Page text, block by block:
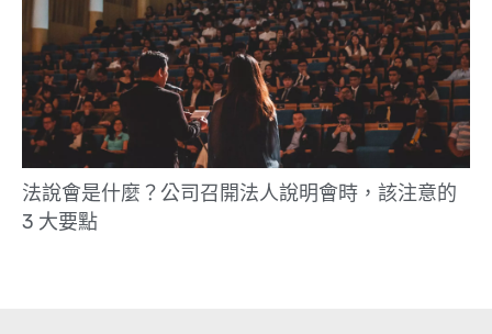
法說會是什麼？公司召開法人說明會時，該注意的
3 大要點